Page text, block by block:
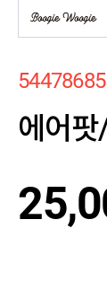
에어